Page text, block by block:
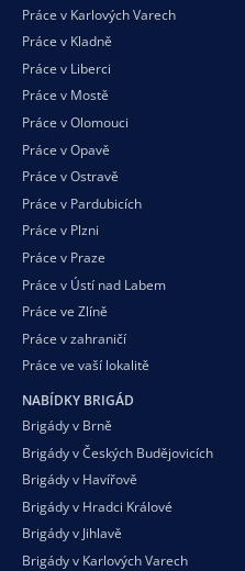
Práce v Karlových Varech
Práce v Kladně
Práce v Liberci
Práce v Mostě
Práce v Olomouci
Práce v Opavě
Práce v Ostravě
Práce v Pardubicích
Práce v Plzni
Práce v Praze
Práce v Ústí nad Labem
Práce ve Zlíně
Práce v zahraničí
Práce ve vaší lokalitě
NABÍDKY BRIGÁD
Brigády v Brně
Brigády v Českých Budějovicích
Brigády v Havířově
Brigády v Hradci Králové
Brigády v Jihlavě
Brigády v Karlových Varech